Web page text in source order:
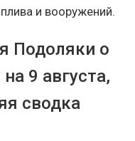
и вооружений.
Подоляки о
9 августа,
сводка